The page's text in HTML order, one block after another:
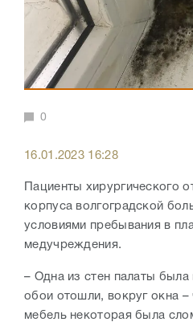
0
16.01.2023 16:28
Пациенты хирургического
корпуса волгоградской
условиями пребывания в
медучреждения.
– Одна из стен палаты была
обои отошли, вокруг окна –
мебель некоторая была